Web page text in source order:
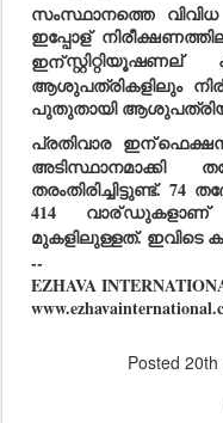
സംസ്ഥാനത്തെ വിവിധ
ഇപ്പോള്
ഇന്സ്റ്റിറ്റിയൂഷണല്
ആശുപത്രികളിലും
പുതുതായി
പ്രതിവാര ഇന്
അടിസ്ഥാനമാക്കി
തരംതിരിച്ചിട്ടുണ്ട്.
414 വാര്ഡുകളാണ്
മുകളിലുള്ളത്. ഇവിടെ
--
EZHAVA
Posted 20th